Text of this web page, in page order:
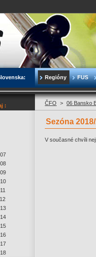
Regióny FUS
: ČFO > 06 Bansko
Sezóna
V současné chvíli